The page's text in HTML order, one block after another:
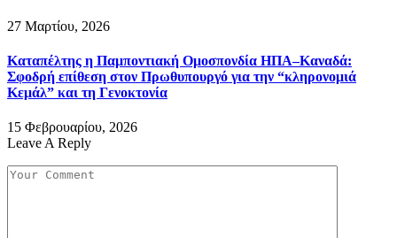
27 Μαρτίου, 2026
Καταπέλτης η Παμποντιακή Ομοσπονδία ΗΠΑ–Καναδά:
Σφοδρή επίθεση στον Πρωθυπουργό για την “κληρονομιά
Κεμάλ” και τη Γενοκτονία
15 Φεβρουαρίου, 2026
Leave A Reply